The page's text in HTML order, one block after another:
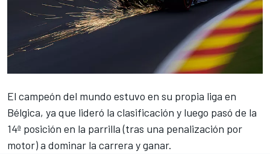
El campeón del mundo estuvo en su propia liga en
Bélgica, ya que lideró la clasificación y luego pasó de la
14ª posición en la parrilla (tras una penalización por
motor) a dominar la carrera y ganar.